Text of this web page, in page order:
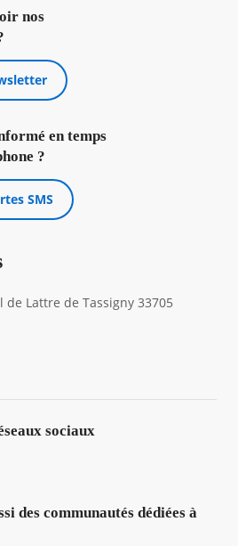
nos
en temps
?
SMS
Lattre de Tassigny 33705
sociaux
des communautés dédiées à